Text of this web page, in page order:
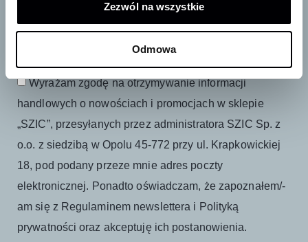
Zezwól na wszystkie
Odmowa
Bądź na bieżąco ze wszystkimi nowościami i
promocjami!
Wyrażam zgodę na otrzymywanie informacji
handlowych o nowościach i promocjach w sklepie
„SZIC”, przesyłanych przez administratora SZIC Sp. z
o.o. z siedzibą w Opolu 45-772 przy ul. Krapkowickiej
18, pod podany przeze mnie adres poczty
elektronicznej. Ponadto oświadczam, że zapoznałem/-
am się z Regulaminem newslettera i Polityką
prywatności oraz akceptuję ich postanowienia.